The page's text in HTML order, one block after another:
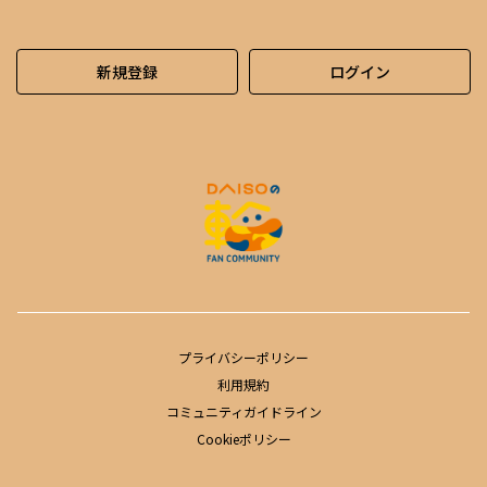
新規登録 ログイン
プライバシーポリシー
利用規約
コミュニティガイドライン
Cookieポリシー